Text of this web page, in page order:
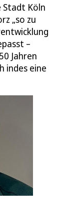
Stadt Köln
„so zu
–
Jahren
indes eine